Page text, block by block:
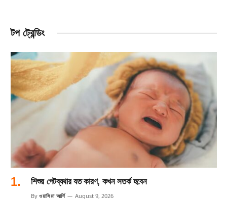
টপ ট্রেন্ডিং
শিশুর পেটব্যথার যত কারণ, কখন সতর্ক হবেন
By ওয়াসিমা আর্শি August 9, 2026